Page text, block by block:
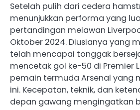
Setelah pulih dari cedera
menunjukkan performa yang
pertandingan melawan
Oktober 2024. Diusianya yang
telah mencapai tonggak
mencetak gol ke-50 di Premier
pemain termuda Arsenal yang
ini. Kecepatan, teknik, dan
depan gawang mengingatkan